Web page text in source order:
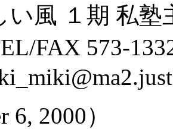
い風 １期 私塾
FAX 573-
6, 2000）